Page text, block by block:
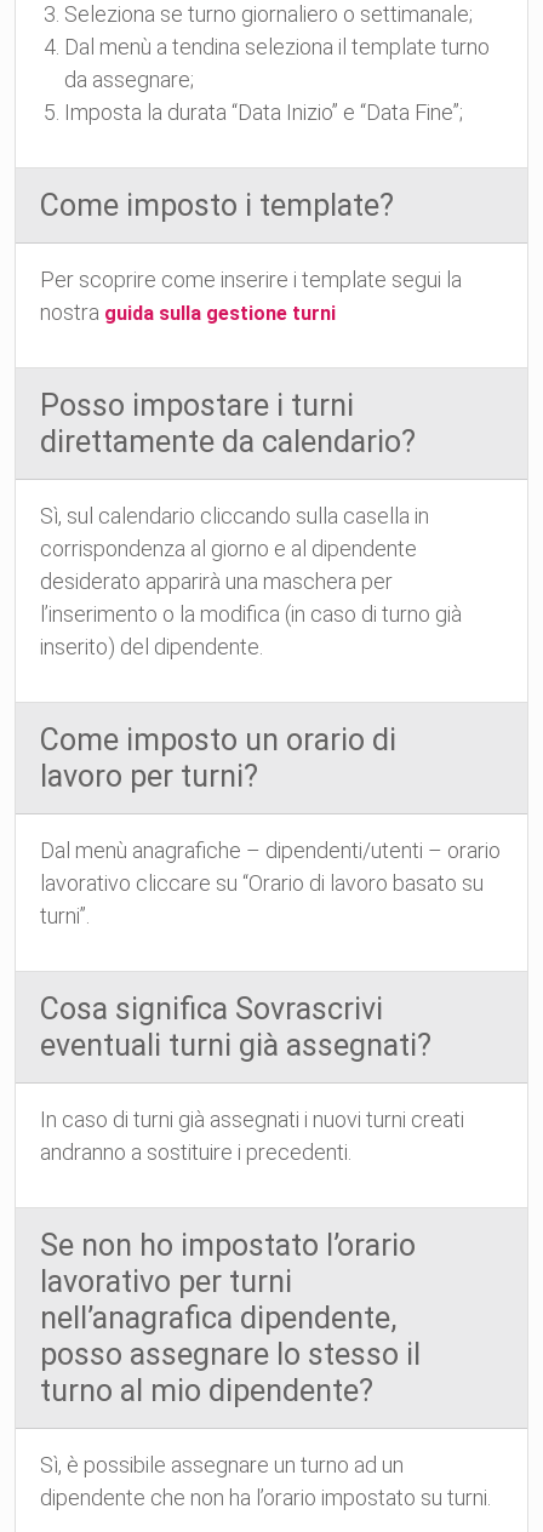
Seleziona se turno giornaliero o settimanale;
Dal menù a tendina seleziona il template turno
da assegnare;
Imposta la durata “Data Inizio” e “Data Fine”;
Come imposto i template?
Per scoprire come inserire i template segui la
nostra guida sulla gestione turni
Posso impostare i turni
direttamente da calendario?
Sì, sul calendario cliccando sulla casella in
corrispondenza al giorno e al dipendente
desiderato apparirà una maschera per
l’inserimento o la modifica (in caso di turno già
inserito) del dipendente.
Come imposto un orario di
lavoro per turni?
Dal menù anagrafiche – dipendenti/utenti – orario
lavorativo cliccare su “Orario di lavoro basato su
turni”.
Cosa significa Sovrascrivi
eventuali turni già assegnati?
In caso di turni già assegnati i nuovi turni creati
andranno a sostituire i precedenti.
Se non ho impostato l’orario
lavorativo per turni
nell’anagrafica dipendente,
posso assegnare lo stesso il
turno al mio dipendente?
Sì, è possibile assegnare un turno ad un
dipendente che non ha l’orario impostato su turni.